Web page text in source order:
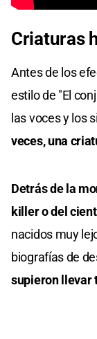
Criaturas
Antes de los
estilo de "El
las voces y los
veces, una
Detrás de la
killer o del
nacidos muy
biografías de
supieron llevar